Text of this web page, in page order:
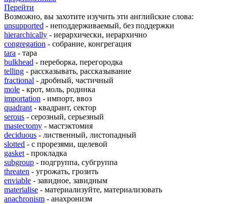
Перейти
Возможно, вы захотите изучить эти английские слова:
unsupported - неподдерживаемый, без поддержки
hierarchically - иерархически, иерархично
congregation - собрание, конгрегация
tara - тара
bulkhead - переборка, перегородка
telling - рассказывать, рассказывание
fractional - дробный, частичный
mole - крот, моль, родинка
importation - импорт, ввоз
quadrant - квадрант, сектор
serous - серозный, серьезный
mastectomy - мастэктомия
deciduous - лиственный, листопадный
slotted - с прорезями, щелевой
gasket - прокладка
subgroup - подгруппа, субгруппа
threaten - угрожать, грозить
enviable - завидное, завидным
materialise - материализуйте, материализовать
anachronism - анахронизм